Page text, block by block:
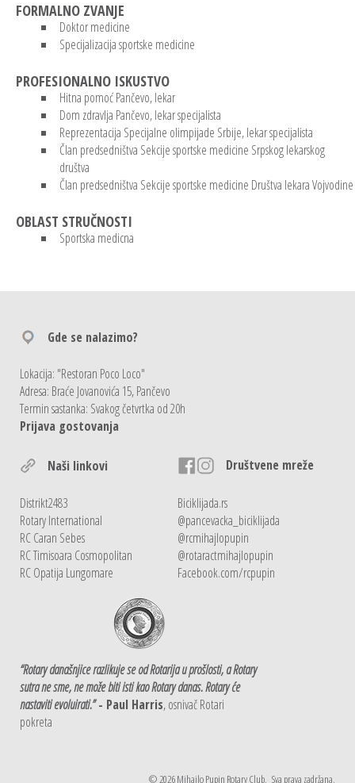
FORMALNO ZVANJE
Doktor medicine
Specijalizacija sportske medicine
PROFESIONALNO ISKUSTVO
Hitna pomoć Pančevo, lekar
Dom zdravlja Pančevo, lekar specijalista
Reprezentacija Specijalne olimpijade Srbije, lekar specijalista
Član predsedništva Sekcije sportske medicine Srpskog lekarskog
društva
Član predsedništva Sekcije sportske medicine Društva lekara Vojvodine
OBLAST STRUČNOSTI
Sportska medicna
Gde se nalazimo?
Lokacija: "Restoran Poco Loco"
Adresa: Braće Jovanovića 15, Pančevo
Termin sastanka: Svakog četvrtka od 20h
Prijava gostovanja
Naši linkovi Društvene mreže
Distrikt2483
Biciklijada.rs
Rotary International
@pancevacka_biciklijada
RC Caran Sebes
@rcmihajlopupin
RC Timisoara Cosmopolitan
@rotaractmihajlopupin
RC Opatija Lungomare
Facebook.com/rcpupin
“Rotary današnjice razlikuje se od Rotarija u prošlosti, a Rotary
sutra ne sme, ne može biti isti kao Rotary danas. Rotary će
nastaviti evoluirati.”- Paul Harris, osnivač Rotari
pokreta
© 2026Mihajlo Pupin Rotary Club. Sva prava zadržana.